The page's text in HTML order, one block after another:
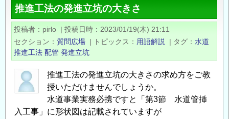
く
ず
推進工法の発進立坑の大きさ
投稿者 pirlo | 投稿日時
2023/01/19(木) 21:11
セクション
質問広場 | トピックス 用語解説 | タグ
水道
推進工法 配管 発進立坑
推進工法の発進立坑の大きさの求め方をご教
授いただけませんでしょうか。
水道事業実務必携ですと「第3節 水道管挿
入工事」に形状図は記載されていますが